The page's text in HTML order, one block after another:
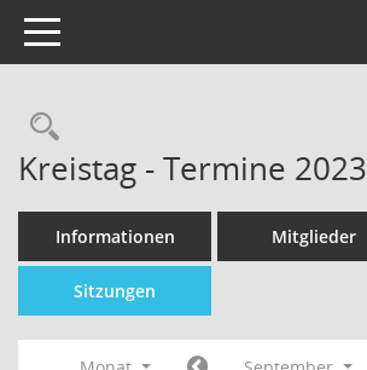
Toggle navigation
Kreistag - Termine 2023
Informationen Mitglieder
Sitzungen